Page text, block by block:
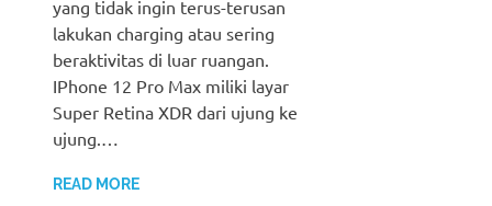
yang tidak ingin terus-terusan
lakukan charging atau sering
beraktivitas di luar ruangan.
IPhone 12 Pro Max miliki layar
Super Retina XDR dari ujung ke
ujung.…
READ MORE